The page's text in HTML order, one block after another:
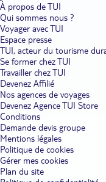
lac intérieur.
Un circuit en
Sardaigne constitue un
profitent de la multitude
de choix pour les
inoubliables pour les
botanique de Cagliari,
une vaste superficie,
du monde sont
archéologiques romains.
superbes fonds marins
snorkeling. Entre les
route d'un dauphin ou
main dans la main lors
Smeralda. Criques
rendez-vous. Offrez-
proximité d'Aggius, où
À propos de TUI
Qui sommes nous ?
Voyager avec TUI
Espace presse
TUI, acteur du tourisme
Se former chez TUI
Travailler chez TUI
Devenez Affilié
Nos agences de voyages
Devenez Agence TUI Store
Conditions
Demande devis groupe
Mentions légales
Politique de cookies
Gérer mes cookies
Plan du site